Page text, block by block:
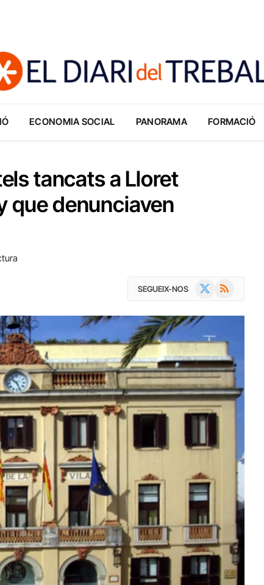
ECONOMIA SOCIAL PANORAMA FORMACIÓ
tancats a Lloret
que denunciaven
SEGUEIX-NOS RSS